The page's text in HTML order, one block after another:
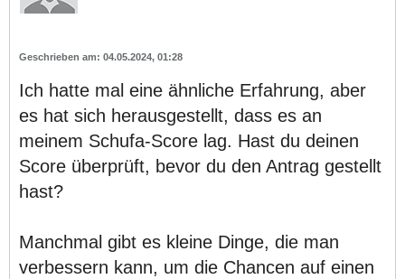
04.05.2024, 01:28
Ich hatte mal eine ähnliche Erfahrung, aber
es hat sich herausgestellt, dass es an
meinem Schufa-Score lag. Hast du deinen
Score überprüft, bevor du den Antrag gestellt
hast?
Manchmal gibt es kleine Dinge, die man
verbessern kann, um die Chancen auf einen